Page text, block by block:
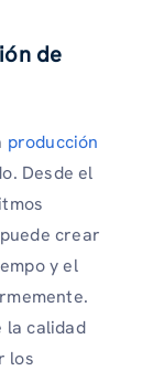
de
producción
Desde el
crear
y el
la calidad
los